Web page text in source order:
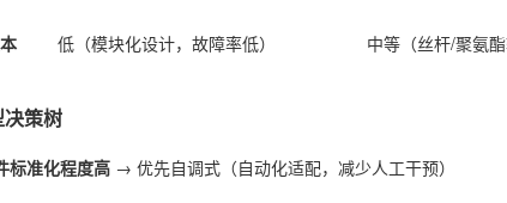
低（模块化设计，故障率低） 中等（丝杆/聚氨酯
决策树
标准化程度高 ‌ → 优先自调式（自动化适配，减少人工干预）